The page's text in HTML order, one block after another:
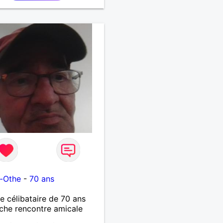
Othe -70 ans
célibataire de 70 ans
rencontre amicale